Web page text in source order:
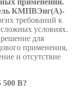
КМПВЭнг(А)-
требований к
условиях.
для
применения,
и отсутствие
В?